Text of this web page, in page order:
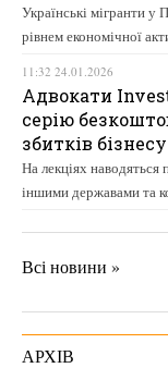
Українські мігранти
рівнем економічної
11:32 24.01.2026
Адвокати
серію
збитків
На лекціях
іншими державами та
Всі новини »
АРХІВ